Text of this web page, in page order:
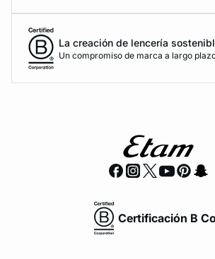
La creación de lencería
Un compromiso de marca a largo
Certificación B